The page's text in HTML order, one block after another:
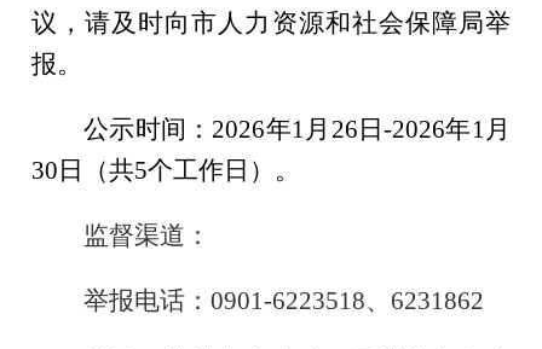
议，请及时向市人力资源和社会保障局举
报。
公示时间： 2026年1月26日-2026年1月
30日（共5个工作日）。
监督渠道：
举报电话：0901-6223518、 6231862